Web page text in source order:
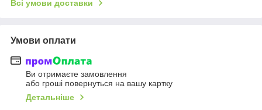
Всі умови доставки
Умови оплати
Ви отримаєте замовлення
або гроші повернуться на вашу картку
Детальніше